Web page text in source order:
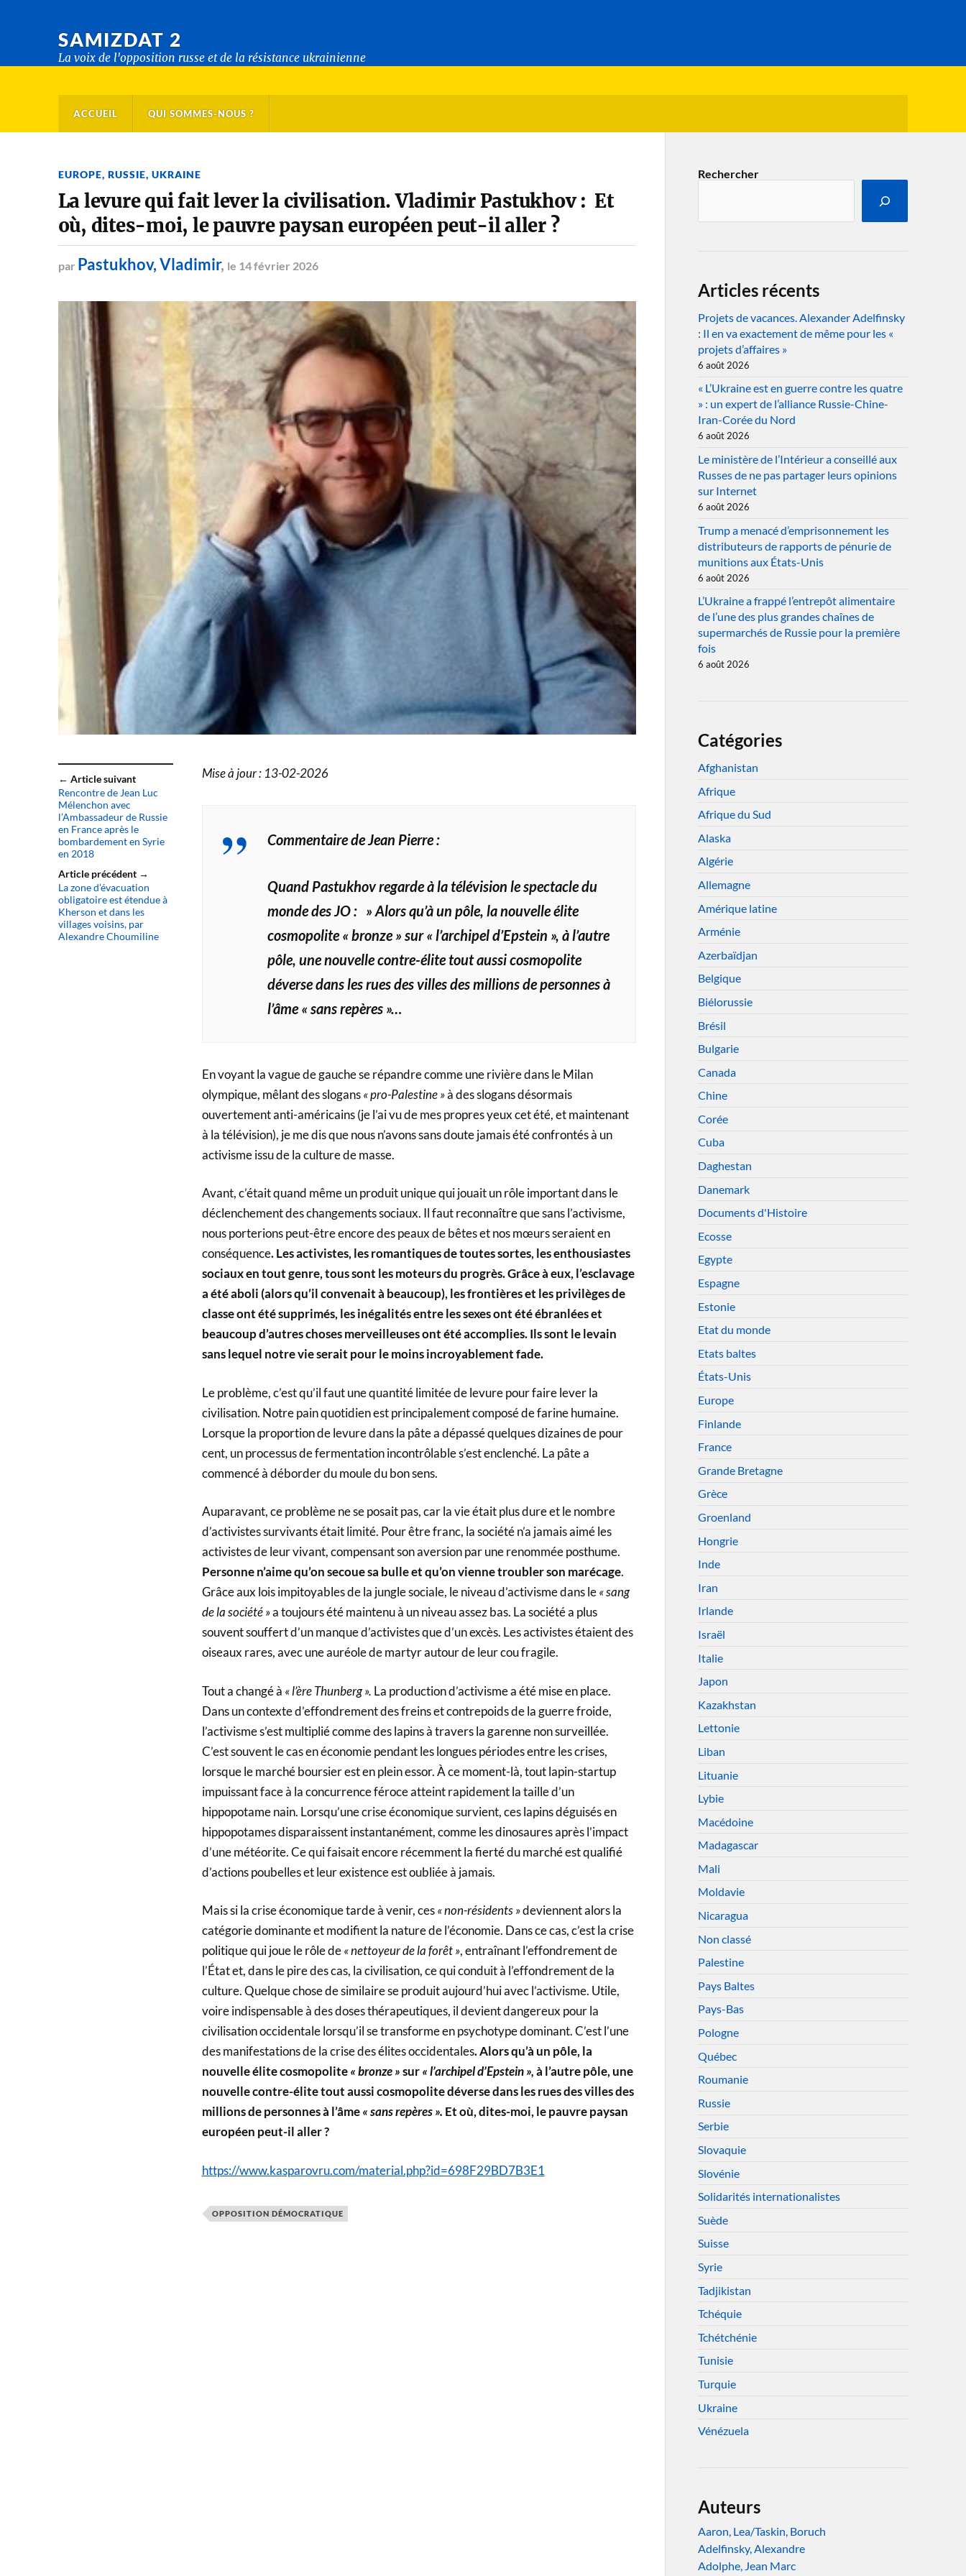
SAMIZDAT 2
La voix de l'opposition russe et de la résistance ukrainienne
ACCUEIL QUI SOMMES-NOUS ?
EUROPE, RUSSIE, UKRAINE
La levure qui fait lever la civilisation. Vladimir Pastukhov : Et
où, dites-moi, le pauvre paysan européen peut-il aller ?
par Pastukhov, Vladimir, le 14 février 2026
← Article suivant
Rencontre de Jean Luc
Mélenchon avec
l’Ambassadeur de Russie
en France après le
bombardement en Syrie
en 2018
Article précédent →
La zone d’évacuation
obligatoire est étendue à
Kherson et dans les
villages voisins, par
Alexandre Choumiline
Mise à jour : 13-02-2026
Commentaire de Jean Pierre :
Quand Pastukhov regarde à la télévision le spectacle du
monde des JO : » Alors qu’à un pôle, la nouvelle élite
cosmopolite « bronze » sur « l’archipel d’Epstein », à l’autre
pôle, une nouvelle contre-élite tout aussi cosmopolite
déverse dans les rues des villes des millions de personnes à
l’âme « sans repères »…
En voyant la vague de gauche se répandre comme une rivière dans le Milan
olympique, mêlant des slogans« pro-Palestine »à des slogans désormais
ouvertement anti-américains (je l’ai vu de mes propres yeux cet été, et maintenant
à la télévision), je me dis que nous n’avons sans doute jamais été confrontés à un
activisme issu de la culture de masse.
Avant, c’était quand même un produit unique qui jouait un rôle important dans le
déclenchement des changements sociaux. Il faut reconnaître que sans l’activisme,
nous porterions peut-être encore des peaux de bêtes et nos mœurs seraient en
conséquence. Les activistes, les romantiques de toutes sortes, les enthousiastes
sociaux en tout genre, tous sont les moteurs du progrès. Grâce à eux, l’esclavage
a été aboli (alors qu’il convenait à beaucoup), les frontières et les privilèges de
classe ont été supprimés, les inégalités entre les sexes ont été ébranlées et
beaucoup d’autres choses merveilleuses ont été accomplies. Ils sont le levain
sans lequel notre vie serait pour le moins incroyablement fade.
Le problème, c’est qu’il faut une quantité limitée de levure pour faire lever la
civilisation. Notre pain quotidien est principalement composé de farine humaine.
Lorsque la proportion de levure dans la pâte a dépassé quelques dizaines de pour
cent, un processus de fermentation incontrôlable s’est enclenché. La pâte a
commencé à déborder du moule du bon sens.
Auparavant, ce problème ne se posait pas, car la vie était plus dure et le nombre
d’activistes survivants était limité. Pour être franc, la société n’a jamais aimé les
activistes de leur vivant, compensant son aversion par une renommée posthume.
Personne n’aime qu’on secoue sa bulle et qu’on vienne troubler son marécage.
Grâce aux lois impitoyables de la jungle sociale, le niveau d’activisme dans le« sang
de la société »a toujours été maintenu à un niveau assez bas. La société a plus
souvent souffert d’un manque d’activistes que d’un excès. Les activistes étaient des
oiseaux rares, avec une auréole de martyr autour de leur cou fragile.
Tout a changé à « l’ère Thunberg ». La production d’activisme a été mise en place.
Dans un contexte d’effondrement des freins et contrepoids de la guerre froide,
l’activisme s’est multiplié comme des lapins à travers la garenne non surveillée.
C’est souvent le cas en économie pendant les longues périodes entre les crises,
lorsque le marché boursier est en plein essor. À ce moment-là, tout lapin-startup
impuissant face à la concurrence féroce atteint rapidement la taille d’un
hippopotame nain. Lorsqu’une crise économique survient, ces lapins déguisés en
hippopotames disparaissent instantanément, comme les dinosaures après l’impact
d’une météorite. Ce qui faisait encore récemment la fierté du marché est qualifié
d’actions poubelles et leur existence est oubliée à jamais.
Mais si la crise économique tarde à venir, ces« non-résidents »deviennent alors la
catégorie dominante et modifient la nature de l’économie. Dans ce cas, c’est la crise
politique qui joue le rôle de« nettoyeur de la forêt », entraînant l’effondrement de
l’État et, dans le pire des cas, la civilisation, ce qui conduit à l’effondrement de la
culture. Quelque chose de similaire se produit aujourd’hui avec l’activisme. Utile,
voire indispensable à des doses thérapeutiques, il devient dangereux pour la
civilisation occidentale lorsqu’il se transforme en psychotype dominant. C’est l’une
des manifestations de la crise des élites occidentales. Alors qu’à un pôle, la
nouvelle élite cosmopolite« bronze »sur« l’archipel d’Epstein »,à l’autre pôle, une
nouvelle contre-élite tout aussi cosmopolite déverse dans les rues des villes des
millions de personnes à l’âme« sans repères ». Et où, dites-moi, le pauvre paysan
européen peut-il aller ?
https://www.kasparovru.com/material.php?id=698F29BD7B3E1
OPPOSITION DÉMOCRATIQUE
Rechercher
Articles récents
Projets de vacances. Alexander Adelfinsky
: Il en va exactement de même pour les «
projets d’affaires »
6 août 2026
« L’Ukraine est en guerre contre les quatre
» : un expert de l’alliance Russie-Chine-
Iran-Corée du Nord
6 août 2026
Le ministère de l’Intérieur a conseillé aux
Russes de ne pas partager leurs opinions
sur Internet
6 août 2026
Trump a menacé d’emprisonnement les
distributeurs de rapports de pénurie de
munitions aux États-Unis
6 août 2026
L’Ukraine a frappé l’entrepôt alimentaire
de l’une des plus grandes chaînes de
supermarchés de Russie pour la première
fois
6 août 2026
Catégories
Afghanistan
Afrique
Afrique du Sud
Alaska
Algérie
Allemagne
Amérique latine
Arménie
Azerbaïdjan
Belgique
Biélorussie
Brésil
Bulgarie
Canada
Chine
Corée
Cuba
Daghestan
Danemark
Documents d'Histoire
Ecosse
Egypte
Espagne
Estonie
Etat du monde
Etats baltes
États-Unis
Europe
Finlande
France
Grande Bretagne
Grèce
Groenland
Hongrie
Inde
Iran
Irlande
Israël
Italie
Japon
Kazakhstan
Lettonie
Liban
Lituanie
Lybie
Macédoine
Madagascar
Mali
Moldavie
Nicaragua
Non classé
Palestine
Pays Baltes
Pays-Bas
Pologne
Québec
Roumanie
Russie
Serbie
Slovaquie
Slovénie
Solidarités internationalistes
Suède
Suisse
Syrie
Tadjikistan
Tchéquie
Tchétchénie
Tunisie
Turquie
Ukraine
Vénézuela
Auteurs
Aaron, Lea/Taskin, Boruch
Adelfinsky, Alexandre
Adolphe, Jean Marc